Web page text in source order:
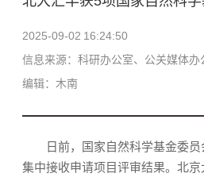
2025-09-02 16:24:50
信息来源：科研办公室、公关媒体办
编辑：木南
日前，国家自然科学基金委
集中接收申请项目评审结果。北